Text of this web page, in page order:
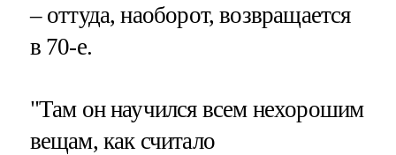
– оттуда, наоборот, возвращается
в 70-е.
"Там он научился всем нехорошим
вещам, как считало